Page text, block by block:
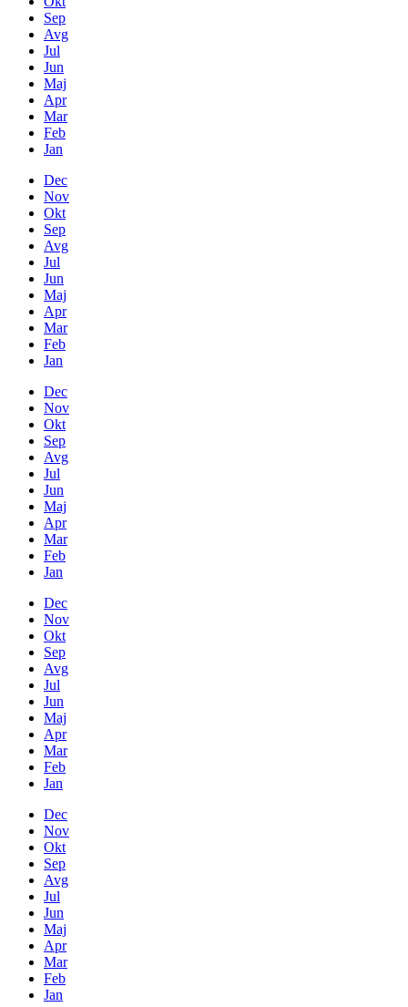
Sep
Avg
Jul
Jun
Maj
Apr
Mar
Feb
Jan
Dec
Nov
Okt
Sep
Avg
Jul
Jun
Maj
Apr
Mar
Feb
Jan
Dec
Nov
Okt
Sep
Avg
Jul
Jun
Maj
Apr
Mar
Feb
Jan
Dec
Nov
Okt
Sep
Avg
Jul
Jun
Maj
Apr
Mar
Feb
Jan
Dec
Nov
Okt
Sep
Avg
Jul
Jun
Maj
Apr
Mar
Feb
Jan